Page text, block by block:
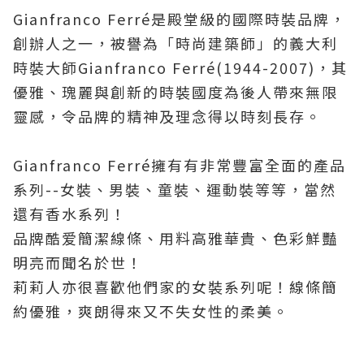
Gianfranco Ferré是殿堂級的國際時裝品牌，
創辦人之一 ， 被譽為「時尚建築師」 的義大利
時裝大師Gianfranco Ferré(1944-2007)， 其
優雅、瑰麗與創新的時裝國度為後人帶來無限
靈感，令品牌的精神及理念得以時刻長存。
Gianfranco Ferré擁有有非常豐富全面的產品
系列--女裝、男裝、童裝、運動裝等等，當然
還有香水系列！
品牌酷爱簡潔線條、用料高雅華貴、色彩鮮豔
明亮而聞名於世！
莉莉人亦很喜歡他們家的女裝系列呢！線條簡
約優雅，爽朗得來又不失女性的柔美。